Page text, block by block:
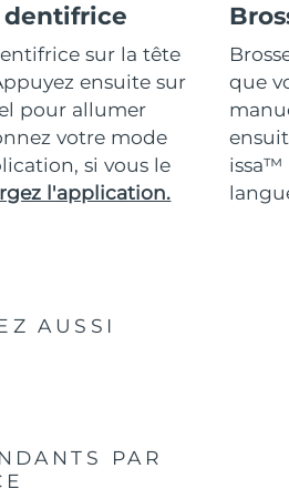
sur la tête
ensuite sur
pour allumer
votre mode
si vous le
l'application.
que
issa™
AUSSI
PAR